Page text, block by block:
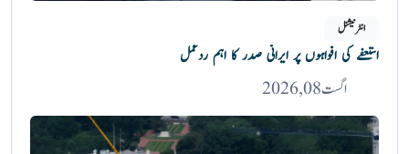
انٹرنیشنل
استعفے کی افواہوں پر ایرانی صدر کا اہم ردعمل
اگست 08, 2026